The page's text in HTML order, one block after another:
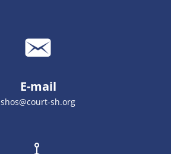
E-mail
shos@court-sh.org